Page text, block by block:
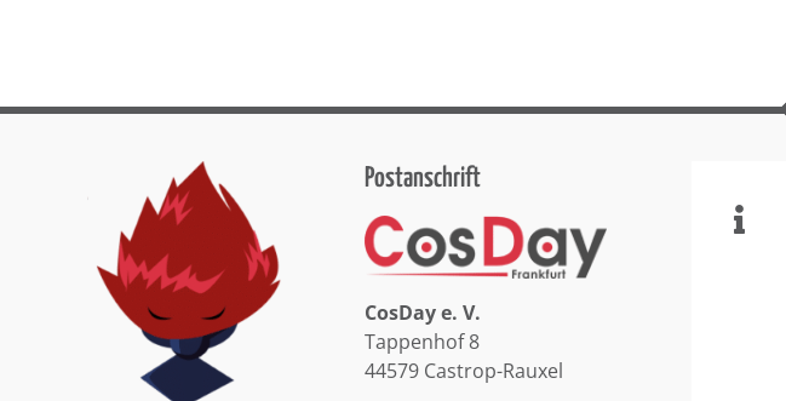
Postanschrift
CosDay e. V.
Tappenhof 8
44579 Castrop-Rauxel